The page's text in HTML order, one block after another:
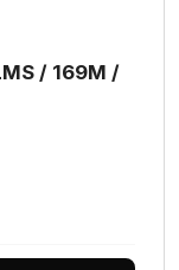
/ 169M /